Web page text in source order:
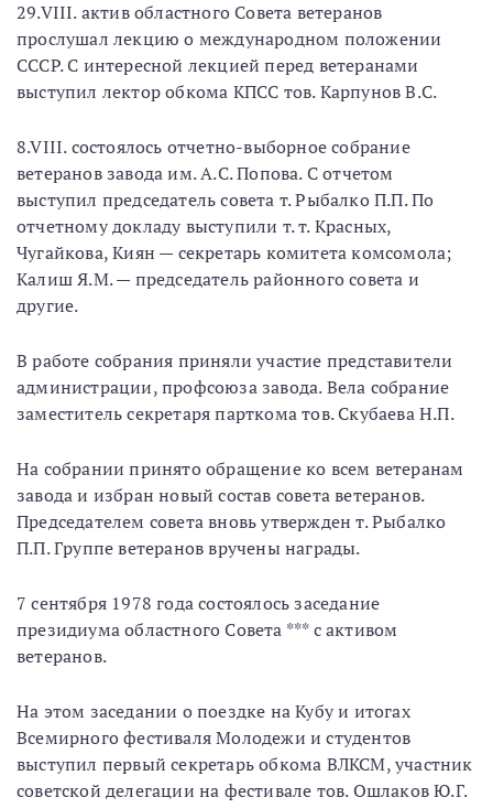
29.VIII. актив областного Совета ветеранов
прослушал лекцию о международном положении
СССР. С интересной лекцией перед ветеранами
выступил лектор обкома КПСС тов. Карпунов В.С.
8.VIII. состоялось отчетно-выборное собрание
ветеранов завода им. А.С. Попова. С отчетом
выступил председатель совета т. Рыбалко П.П. По
отчетному докладу выступили т. т. Красных,
Чугайкова, Киян — секретарь комитета комсомола;
Калиш Я.М. — председатель районного совета и
другие.
В работе собрания приняли участие представители
администрации, профсоюза завода. Вела собрание
заместитель секретаря парткома тов. Скубаева Н.П.
На собрании принято обращение ко всем ветеранам
завода и избран новый состав совета ветеранов.
Председателем совета вновь утвержден т. Рыбалко
П.П. Группе ветеранов вручены награды.
7 сентября 1978 года состоялось заседание
президиума областного Совета *** с активом
ветеранов.
На этом заседании о поездке на Кубу и итогах
Всемирного фестиваля Молодежи и студентов
выступил первый секретарь обкома ВЛКСМ, участник
советской делегации на фестивале тов. Ошлаков Ю.Г.